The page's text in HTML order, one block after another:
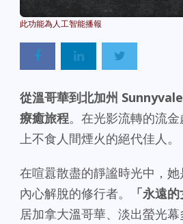
從溫哥華到北加州
療癒旅程。在光影流轉的流
上不食人間煙火的絕代佳人。
在喧囂散盡的靜謐時光中，
內心解脫的修行者。
「永遠
居加拿大溫哥華、淡出螢光